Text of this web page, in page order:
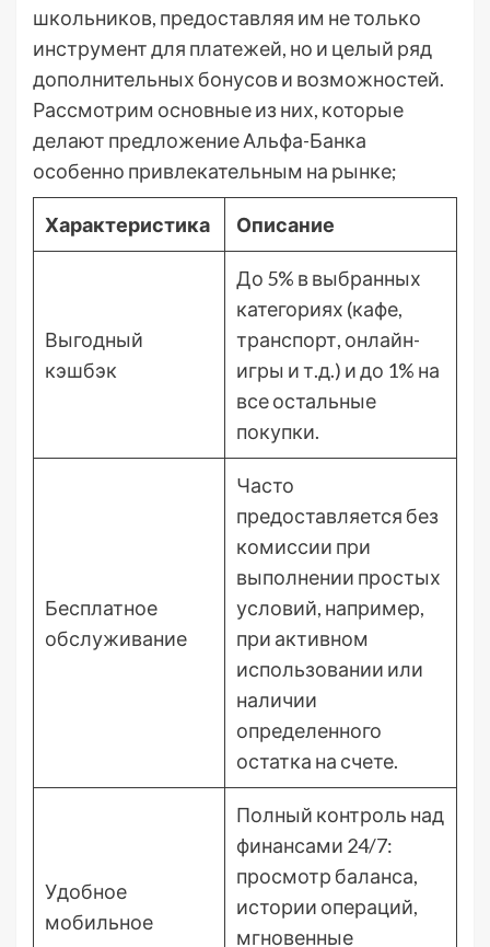
школьников, предоставляя им не только
инструмент для платежей, но и целый ряд
дополнительных бонусов и возможностей.
Рассмотрим основные из них, которые
делают предложение Альфа-Банка
особенно привлекательным на рынке;
Характеристика Описание
Выгодный
кэшбэк
До 5% в выбранных
категориях (кафе,
транспорт, онлайн-
игры и т.д.) и до 1% на
все остальные
покупки.
Бесплатное
обслуживание
Часто
предоставляется без
комиссии при
выполнении простых
условий, например,
при активном
использовании или
наличии
определенного
остатка на счете.
Удобное
мобильное
Полный контроль над
финансами 24/7:
просмотр баланса,
истории операций,
мгновенные